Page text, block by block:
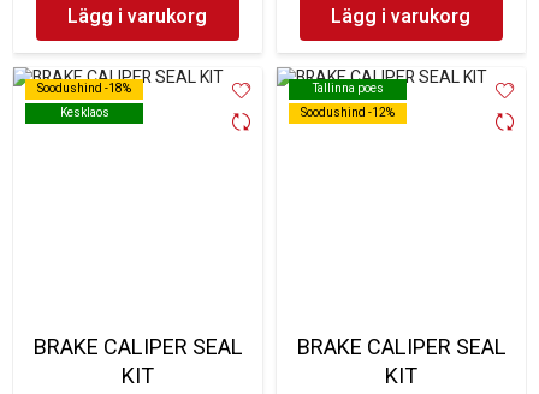
Lägg i varukorg Lägg i varukorg
Soodushind -18%
Kesklaos
Soodushind -18%
Kesklaos
BRAKE CALIPER SEAL
KIT
Tallinna poes
Soodushind -12%
Tallinna poes
Soodushind -12%
BRAKE CALIPER SEAL
KIT